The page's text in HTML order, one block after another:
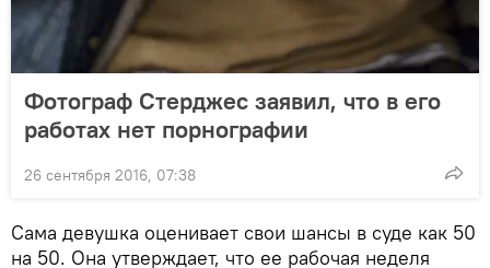
Фотограф Стерджес заявил, что в его
работах нет порнографии
26 сентября 2016, 07:38
Сама девушка оценивает свои шансы в суде как 50
на 50. Она утверждает, что ее рабочая неделя